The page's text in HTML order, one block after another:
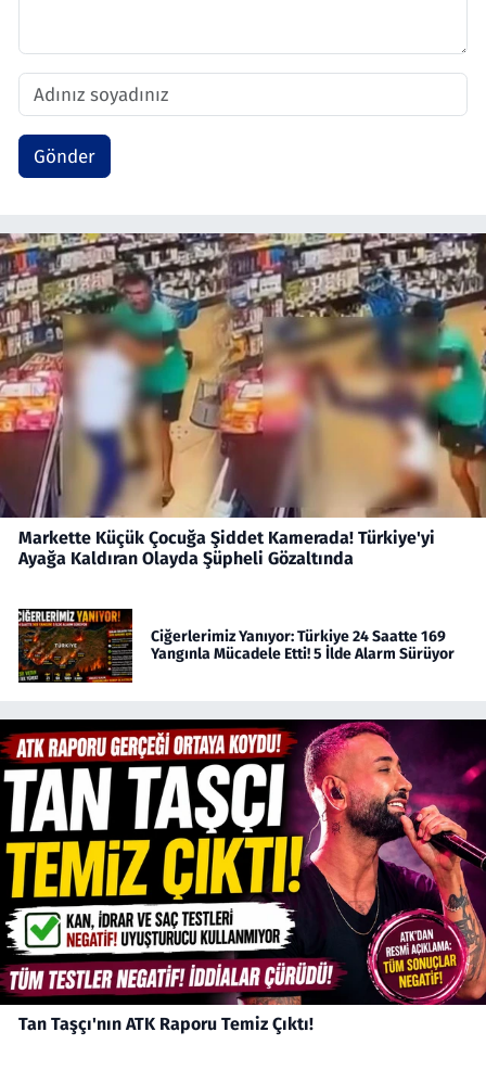
Gönder
Markette Küçük Çocuğa Şiddet Kamerada! Türkiye'yi
Ayağa Kaldıran Olayda Şüpheli Gözaltında
Ciğerlerimiz Yanıyor: Türkiye 24 Saatte 169
Yangınla Mücadele Etti! 5 İlde Alarm Sürüyor
Tan Taşçı'nın ATK Raporu Temiz Çıktı!